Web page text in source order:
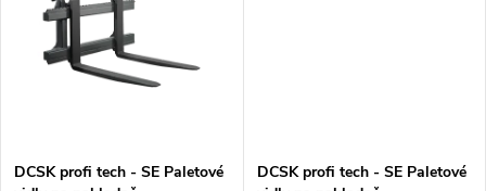
DCSK profi tech - SE Paletové
DCSK profi tech - SE Paletové